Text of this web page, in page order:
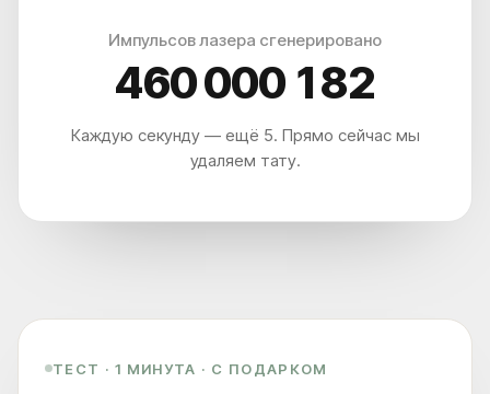
Импульсов лазера сгенерировано
460 000 191
Каждую секунду — ещё 5. Прямо сейчас мы
удаляем тату.
ТЕСТ · 1 МИНУТА · С ПОДАРКОМ